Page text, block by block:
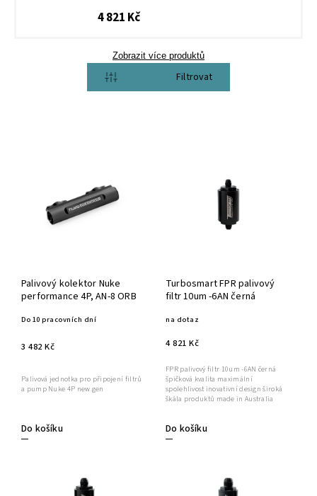
4 821 Kč
Zobrazit více produktů
Otevřít filtr
Palivový kolektor Nuke
performance 4P, AN-8 ORB
Do 10 pracovních dní
3 482 Kč
Do košíku
Palivová jednotka pro připojení filtrů
a pump Nuke 4P new gen
Turbosmart FPR palivový
filtr 10um -6AN černá
na dotaz
4 821 Kč
Do košíku
FPR palivový filtr 10um -6AN černá
špičková kvalita maximální
spolehlivost inovativní design široká
škála produktů made in Australia